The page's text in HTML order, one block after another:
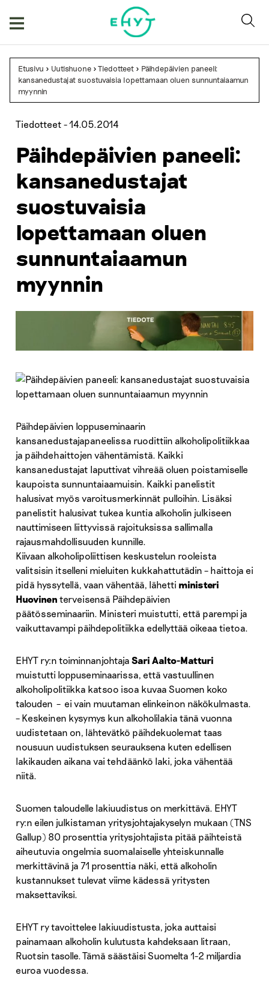
Etusivu > Uutishuone >Tiedotteet > Päihdepäivien paneeli:
kansanedustajat suostuvaisia lopettamaan oluen sunnuntaiaamun
myynnin
Tiedotteet -14.05.2014
Päihdepäivien paneeli:
kansanedustajat
suostuvaisia
lopettamaan oluen
sunnuntaiaamun
myynnin
Päihdepäivien loppuseminaarin
kansanedustajapaneelissa ruodittiin alkoholipolitiikkaa
ja päihdehaittojen vähentämistä. Kaikki
kansanedustajat laputtivat vihreää oluen poistamiselle
kaupoista sunnuntaiaamuisin. Kaikki panelistit
halusivat myös varoitusmerkinnät pulloihin. Lisäksi
panelistit halusivat tukea kuntia alkoholin julkiseen
nauttimiseen liittyvissä rajoituksissa sallimalla
rajausmahdollisuuden kunnille.
Kiivaan alkoholipoliittisen keskustelun rooleista
valitsisin itselleni mieluiten kukkahattutädin – haittoja ei
pidä hyssytellä, vaan vähentää, lähetti ministeri
Huovinen terveisensä Päihdepäivien
päätösseminaariin. Ministeri muistutti, että parempi ja
vaikuttavampi päihdepolitiikka edellyttää oikeaa tietoa.
EHYT ry:n toiminnanjohtaja Sari Aalto-Matturi
muistutti loppuseminaarissa, että vastuullinen
alkoholipolitiikka katsoo isoa kuvaa Suomen koko
talouden – ei vain muutaman elinkeinon näkökulmasta.
– Keskeinen kysymys kun alkoholilakia tänä vuonna
uudistetaan on, lähtevätkö päihdekuolemat taas
nousuun uudistuksen seurauksena kuten edellisen
lakikauden aikana vai tehdäänkö laki, joka vähentää
niitä.
Suomen taloudelle lakiuudistus on merkittävä. EHYT
ry:n eilen julkistaman yritysjohtajakyselyn mukaan (TNS
Gallup) 80 prosenttia yritysjohtajista pitää päihteistä
aiheutuvia ongelmia suomalaiselle yhteiskunnalle
merkittävinä ja 71 prosenttia näki, että alkoholin
kustannukset tulevat viime kädessä yritysten
maksettaviksi.
EHYT ry tavoittelee lakiuudistusta, joka auttaisi
painamaan alkoholin kulutusta kahdeksaan litraan,
Ruotsin tasolle. Tämä säästäisi Suomelta 1-2 miljardia
euroa vuodessa.